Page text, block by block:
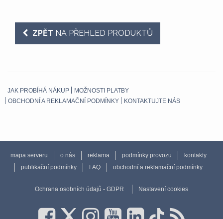
ZPĚT NA PŘEHLED PRODUKTŮ
JAK PROBÍHÁ NÁKUP
MOŽNOSTI PLATBY
OBCHODNÍ A REKLAMAČNÍ PODMÍNKY
KONTAKTUJTE NÁS
mapa serveru o nás reklama podmínky provozu
kontakty
publikační podmínky
FAQ obchodní a reklamační podmínky
Ochrana osobních údajů - GDPR Nastavení cookies